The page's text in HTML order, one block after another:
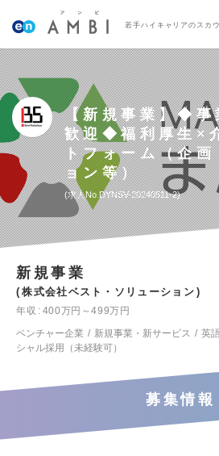
若手ハイキャリアのスカ
【新規事業】◆事
歓迎◆福利厚生×
トフォーム（企
ョン等）
求人No.DYNSV-20240511-2
新規事業
株式会社ベスト・ソリューション
年収
400万円～499万円
ベンチャー企業
新規事業・新サービス 英
シャル採用（未経験可）
募集情報